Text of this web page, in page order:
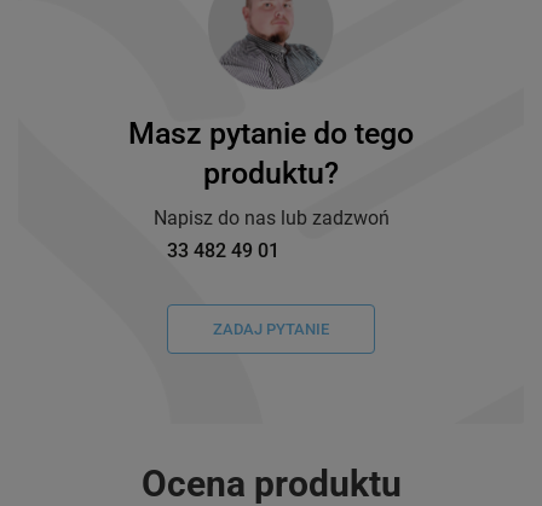
Masz pytanie do tego
produktu?
Napisz do nas lub zadzwoń
33 482 49 01
ZADAJ PYTANIE
Ocena produktu